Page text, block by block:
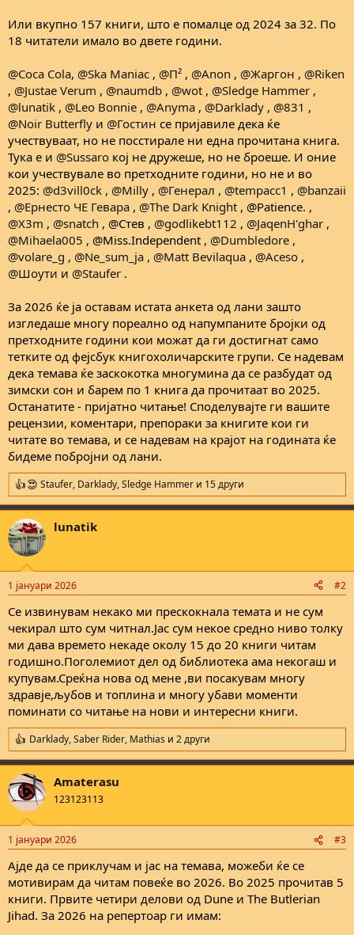
Или вкупно 157 книги, што е помалце од 2024 за 32. По
18 читатели имало во двете години.
@Coca Cola, @Ska Maniac , @П² , @Anon , @Жаргон , @Riken
, @Justae Verum , @naumdb , @wot , @Sledge Hammer ,
@lunatik , @Leo Bonnie , @Anyma , @Darklady , @831 ,
@Noir Butterfly и @Гостин се пријавиле дека ќе
учествуваат, но не посстирале ни една прочитана книга.
Тука е и @Sussaro кој не дружеше, но не броеше. И оние
кои учествувале во претходните години, но не и во
2025: @d3vill0ck , @Milly , @Генерал , @tempacc1 , @banzaii
, @Ернесто ЧЕ Гевара , @The Dark Knight , @Patience. ,
@X3m , @snatch , @Стев , @godlikebt112 , @JaqenH'ghar ,
@Mihaela005 , @Miss.Independent , @Dumbledore ,
@volare_g , @Ne_sum_ja , @Matt Bevilaqua , @Aceso ,
@Шоути и @Staufer .
За 2026 ќе ја оставам истата анкета од лани зашто
изгледаше многу пореално од напумпаните бројки од
претходните години кои можат да ги достигнат само
тетките од фејсбук книгохоличарските групи. Се надевам
дека темава ќе заскокотка многумина да се разбудат од
зимски сон и барем по 1 книга да прочитаат во 2025.
Останатите - пријатно читање! Споделувајте ги вашите
рецензии, коментари, препораки за книгите кои ги
читате во темава, и се надевам на крајот на годината ќе
бидеме побројни од лани.
R
e
a
c
t
i
n
s
Staufer, Darklady,Sledge Hammer и 15 други
lunatik
1 јануари 2026 #2
Се извинувам некако ми прескокнала темата и не сум
чекирал што сум читнал.Јас сум некое средно ниво толку
ми дава времето некаде околу 15 до 20 книги читам
годишно.Поголемиот дел од библиотека ама некогаш и
купувам.Среќна нова од мене ,ви посакувам многу
здравје,љубов и топлина и многу убави моменти
поминати со читање на нови и интересни книги.
R
e
a
c
t
i
n
s
Darklady,Saber Rider, Mathias и 2 други
Amaterasu
123123113
1 јануари 2026 #3
Ајде да се приклучам и јас на темава, можеби ќе се
мотивирам да читам повеќе во 2026. Во 2025 прочитав 5
книги. Првите четири делови од Dune и The Butlerian
Jihad. За 2026 на репертоар ги имам: